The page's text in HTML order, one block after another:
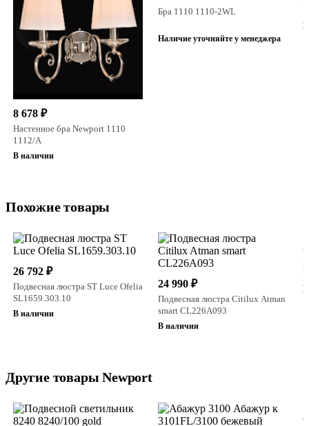
8 678 ₽
Настенное бра Newport 1110
1112/A
В наличии
Бра 1110 1110-2WL
Наличие уточняйте у менеджера
Похожие товары
26 792 ₽
Подвесная люстра ST Luce Ofelia
SL1659.303.10
В наличии
24 990 ₽
Подвесная люстра Citilux Atman
smart CL226A093
В наличии
В
Другие товары Newport